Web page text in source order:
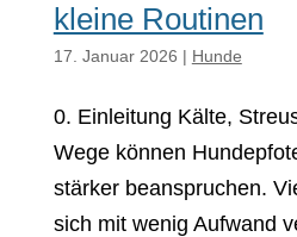
kleine Routinen
17. Januar 2026 | Hunde
0. Einleitung Kälte,
Wege können
stärker beanspruchen.
sich mit wenig Aufwand